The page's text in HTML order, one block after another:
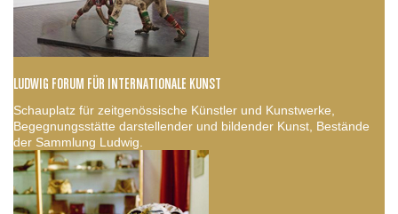
LUDWIG FORUM FÜR INTERNATIONALE KUNST
Schauplatz für zeitgenössische Künstler und Kunstwerke,
Begegnungsstätte darstellender und bildender Kunst, Bestände
der Sammlung Ludwig.